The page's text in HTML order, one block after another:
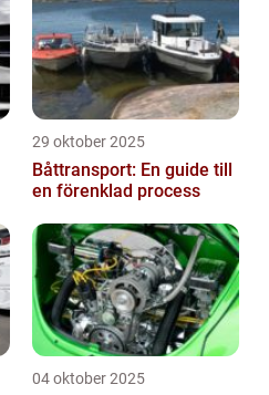
29 oktober 2025
Båttransport: En guide till
en förenklad process
04 oktober 2025